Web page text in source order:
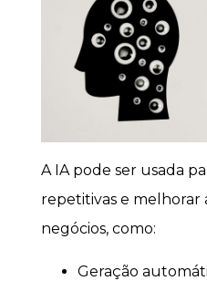
A IA pode ser usada
repetitivas e melhorar
negócios, como:
Geração